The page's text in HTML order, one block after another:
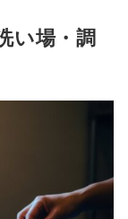
い場・調